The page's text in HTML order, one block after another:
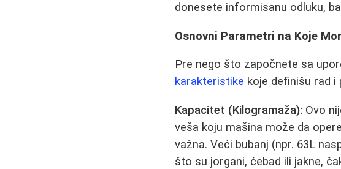
donesete informisanu odluku,
Osnovni Parametri na Koje
Pre nego što započnete sa
karakteristike koje definišu rad
Kapacitet (Kilogramaža): Ovo
veša koju mašina može da
važna. Veći bubanj (npr. 63L
što su jorgani, ćebad ili jakne,